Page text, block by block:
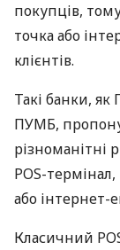
покупців,
точка або
клієнтів.
Такі банки, як
ПУМБ,
різноманітні
POS-
або інтернет-
Класичний